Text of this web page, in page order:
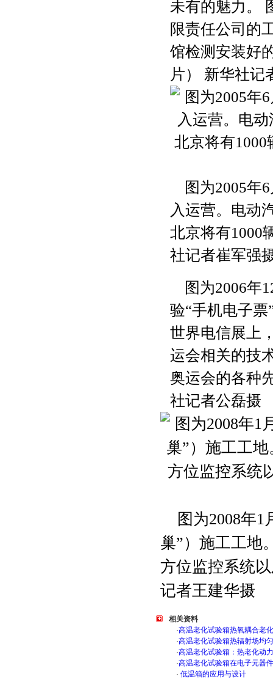
未有的魅力。
限责任公司的
馆检测安装好
片） 新华社记
图为2005年6
入运营。电动
北京将有1000
社记者崔军强
图为2006年
验“手机电子票
世界电信展上
运会相关的技
奥运会的各种
社记者公磊摄
图为2008年1
巢”）施工工地
方位监控系统
记者王建华摄
相关资料
·高温老化试验箱热氧耦合老
·高温老化试验箱热辐射场均
·高温老化试验箱：热老化动
·高温老化试验箱在电子元器
· 低温箱的应用与设计